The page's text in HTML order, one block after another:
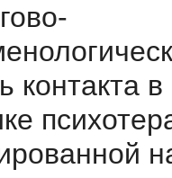
контакта в